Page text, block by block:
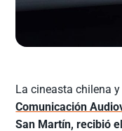
La cineasta chilena
Comunicación
San Martín, recibió